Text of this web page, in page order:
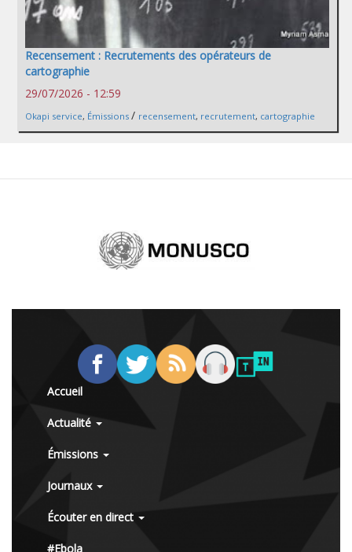
Recensement : Recrutements des opérateurs de
cartographie
29/07/2026 - 12:59
Okapi service, Émissions / recensement, recrutement, cartographie
Accueil
Actualité
Émissions
Journaux
Écouter en direct
#Ebola